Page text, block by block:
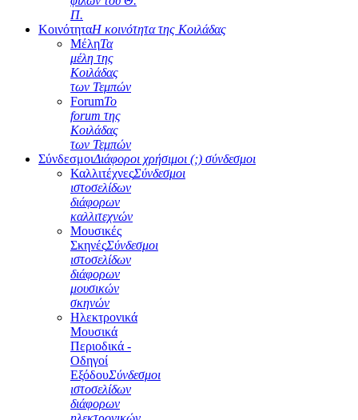
Π.
ΚοινότηταΗ κοινότητα της Κοιλάδας
ΜέληΤα
μέλη της
Κοιλάδας
των Τεμπών
ForumΤο
forum της
Κοιλάδας
των Τεμπών
ΣύνδεσμοιΔιάφοροι χρήσιμοι (;) σύνδεσμοι
ΚαλλιτέχνεςΣύνδεσμοι
ιστοσελίδων
διάφορων
καλλιτεχνών
Μουσικές
ΣκηνέςΣύνδεσμοι
ιστοσελίδων
διάφορων
μουσικών
σκηνών
Ηλεκτρονικά
Μουσικά
Περιοδικά -
Οδηγοί
ΕξόδουΣύνδεσμοι
ιστοσελίδων
διάφορων